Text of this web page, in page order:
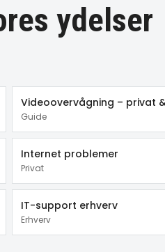
ydelser
Guide
Internet problemer
Privat
IT-support erhverv
Erhverv